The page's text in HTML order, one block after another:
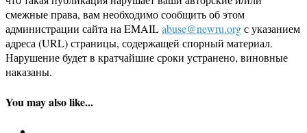
смежные права, вам необходимо сообщить об этом
администрации сайта на EMAILabuse@newru.orgс указанием
адреса (URL) страницы, содержащей спорный материал.
Нарушение будет в кратчайшие сроки устранено, виновные
наказаны.
You may also like...